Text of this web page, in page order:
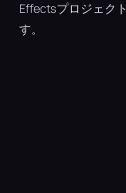
Effectsプロジェク
す。